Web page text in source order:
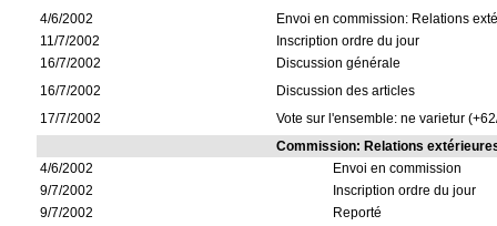
4/6/2002
Envoi en commission: Relations
11/7/2002
Inscription ordre du jour
16/7/2002
Discussion générale
16/7/2002
Discussion des articles
17/7/2002
Vote sur l'ensemble: ne varietur
Commission: Relations
4/6/2002
Envoi en commission
9/7/2002
Inscription ordre du jour
9/7/2002
Reporté